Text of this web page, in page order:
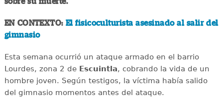
EN CONTEXTO: El fisicoculturista asesinado al salir del
gimnasio
Esta semana ocurrió un ataque armado en el barrio
Lourdes, zona 2 de Escuintla, cobrando la vida de un
hombre joven. Según testigos, la víctima había salido
del gimnasio momentos antes del ataque.